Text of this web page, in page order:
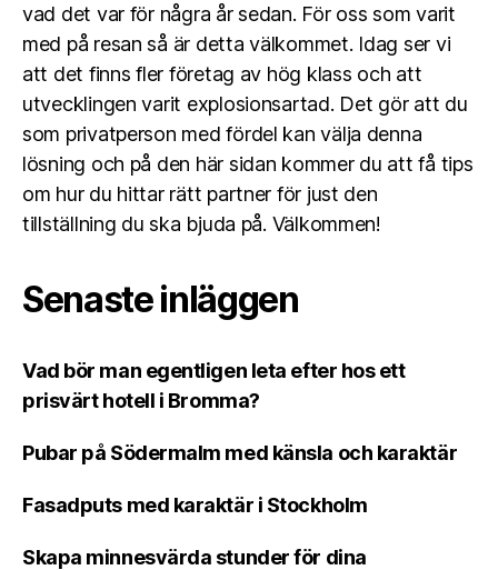
vad det var för några år sedan. För oss som varit
med på resan så är detta välkommet. Idag ser vi
att det finns fler företag av hög klass och att
utvecklingen varit explosionsartad. Det gör att du
som privatperson med fördel kan välja denna
lösning och på den här sidan kommer du att få tips
om hur du hittar rätt partner för just den
tillställning du ska bjuda på. Välkommen!
Senaste inläggen
Vad bör man egentligen leta efter hos ett
prisvärt hotell i Bromma?
Pubar på Södermalm med känsla och karaktär
Fasadputs med karaktär i Stockholm
Skapa minnesvärda stunder för dina